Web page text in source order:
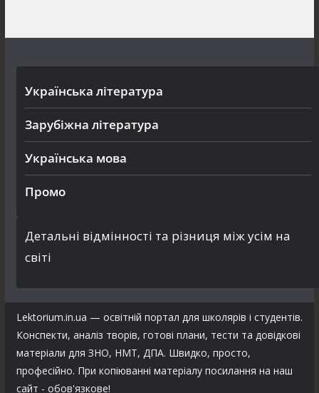
Українська література
Зарубіжна література
Українська мова
Промо
Детальні відмінності та різниця між усім на
світі
Lektorium.in.ua — освітній портал для школярів і студентів.
Конспекти, аналіз творів, готові плани, тести та довідкові
матеріали для ЗНО, НМТ, ДПА. Швидко, просто,
професійно. При копіюванні матеріалу посилання на наш
сайт - обов'язкове!